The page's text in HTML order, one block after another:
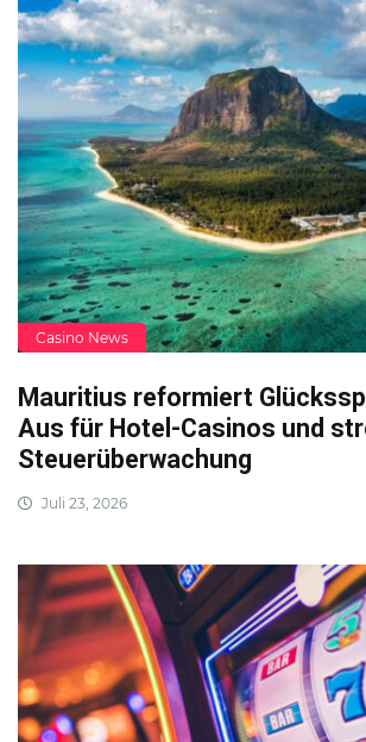
Casino News
Mauritius reformiert
Aus für Hotel-Casinos und
Steuerüberwachung
Juli 23, 2026